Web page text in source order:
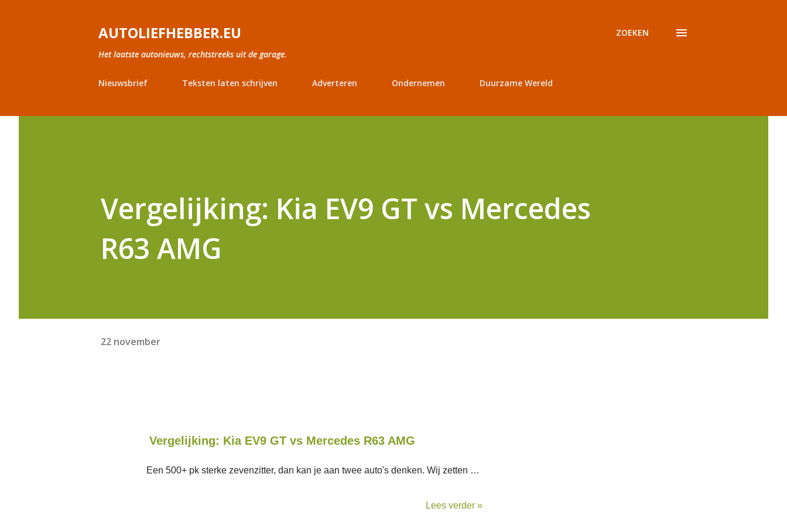
AUTOLIEFHEBBER.EU
Het laatste autonieuws, rechtstreeks uit de garage.
ZOEKEN
Nieuwsbrief Teksten laten schrijven Adverteren Ondernemen Duurzame Wereld
Vergelijking: Kia EV9 GT vs Mercedes
R63 AMG
22 november
Vergelijking: Kia EV9 GT vs Mercedes R63 AMG
Een 500+ pk sterke zevenzitter, dan kan je aan twee auto's denken. Wij zetten …
Lees verder »